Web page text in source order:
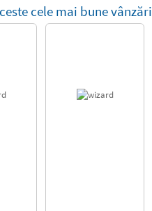
cele mai bune vânzări